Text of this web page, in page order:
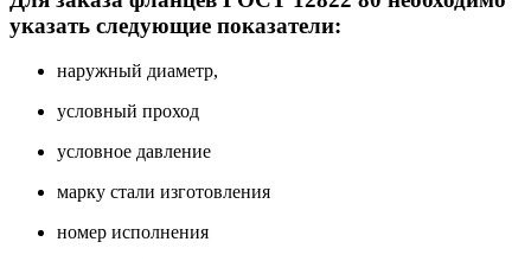
указать следующие показатели:
наружный диаметр,
условный проход
условное давление
марку стали изготовления
номер исполнения